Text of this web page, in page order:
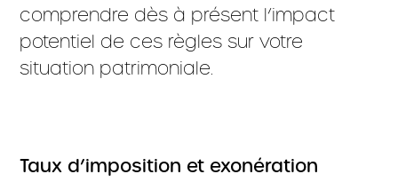
comprendre dès à présent l’impact
potentiel de ces règles sur votre
situation patrimoniale.
Taux d’imposition et exonération